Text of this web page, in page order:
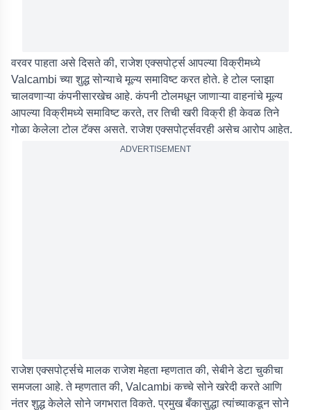
वरवर पाहता असे दिसते की, राजेश एक्सपोर्ट्स आपल्या विक्रीमध्ये
Valcambi च्या शुद्ध सोन्याचे मूल्य समाविष्ट करत होते. हे टोल प्लाझा
चालवणाऱ्या कंपनीसारखेच आहे. कंपनी टोलमधून जाणाऱ्या वाहनांचे मूल्य
आपल्या विक्रीमध्ये समाविष्ट करते, तर तिची खरी विक्री ही केवळ तिने
गोळा केलेला टोल टॅक्स असते. राजेश एक्सपोर्ट्सवरही असेच आरोप आहेत.
ADVERTISEMENT
राजेश एक्सपोर्ट्सचे मालक राजेश मेहता म्हणतात की, सेबीने डेटा चुकीचा
समजला आहे. ते म्हणतात की, Valcambi कच्चे सोने खरेदी करते आणि
नंतर शुद्ध केलेले सोने जगभरात विकते. प्रमुख बँकासुद्धा त्यांच्याकडून सोने